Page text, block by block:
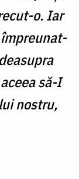
o. Iar
să-I
nostru,